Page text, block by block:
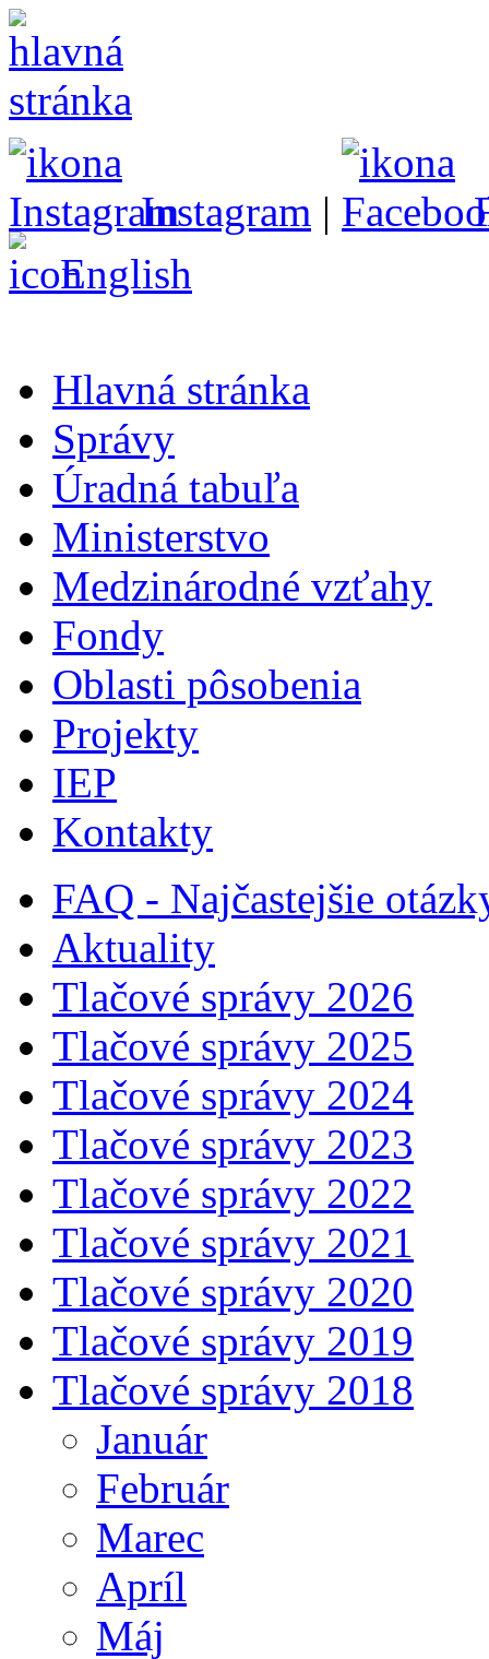
Instagram |
English
Hlavná stránka
Správy
Úradná tabuľa
Ministerstvo
Medzinárodné vzťahy
Fondy
Oblasti pôsobenia
Projekty
IEP
Kontakty
FAQ - Najčastejšie
Aktuality
Tlačové správy 2026
Tlačové správy 2025
Tlačové správy 2024
Tlačové správy 2023
Tlačové správy 2022
Tlačové správy 2021
Tlačové správy 2020
Tlačové správy 2019
Tlačové správy 2018
Január
Február
Marec
Apríl
Máj